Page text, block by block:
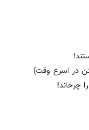
در اسرع وقت)